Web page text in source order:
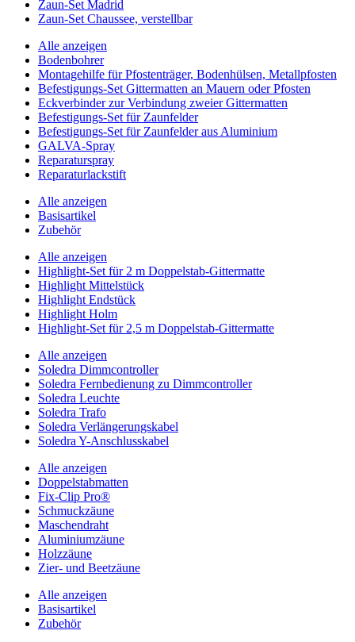
Zaun-Set Madrid
Zaun-Set Chaussee, verstellbar
Alle anzeigen
Bodenbohrer
Montagehilfe für Pfostenträger, Bodenhülsen, Metallpfosten
Befestigungs-Set Gittermatten an Mauern oder Pfosten
Eckverbinder zur Verbindung zweier Gittermatten
Befestigungs-Set für Zaunfelder
Befestigungs-Set für Zaunfelder aus Aluminium
GALVA-Spray
Reparaturspray
Reparaturlackstift
Alle anzeigen
Basisartikel
Zubehör
Alle anzeigen
Highlight-Set für 2 m Doppelstab-Gittermatte
Highlight Mittelstück
Highlight Endstück
Highlight Holm
Highlight-Set für 2,5 m Doppelstab-Gittermatte
Alle anzeigen
Soledra Dimmcontroller
Soledra Fernbedienung zu Dimmcontroller
Soledra Leuchte
Soledra Trafo
Soledra Verlängerungskabel
Soledra Y-Anschlusskabel
Alle anzeigen
Doppelstabmatten
Fix-Clip Pro®
Schmuckzäune
Maschendraht
Aluminiumzäune
Holzzäune
Zier- und Beetzäune
Alle anzeigen
Basisartikel
Zubehör